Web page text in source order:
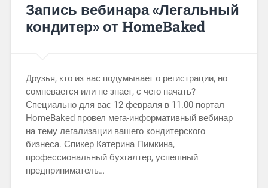
Запись вебинара «Легальный
кондитер» от HomeBaked
Друзья, кто из вас подумывает о регистрации, но
сомневается или не знает, с чего начать?
Специально для вас 12 февраля в 11.00 портал
HomeBaked провел мега-информативный вебинар
на тему легализации вашего кондитерского
бизнеса. Спикер Катерина Пимкина,
профессиональный бухгалтер, успешный
предприниматель…